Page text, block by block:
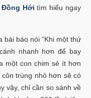
Hới tìm hiểu ngay
bài báo nói “Khi một thứ
nhanh hơn để bay
một con chim sẻ ít hơn
trùng nhỏ hơn sẽ có
vậy, chỉ cần so sánh về